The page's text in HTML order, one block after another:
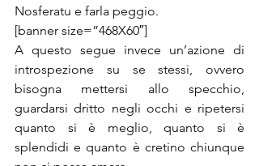
Nosferatu e farla peggio.
[banner size=”468X60″]
A questo segue invece un’azione di
introspezione su se stessi, ovvero
bisogna mettersi allo specchio,
guardarsi dritto negli occhi e ripetersi
quanto si è meglio, quanto si è
splendidi e quanto è cretino chiunque